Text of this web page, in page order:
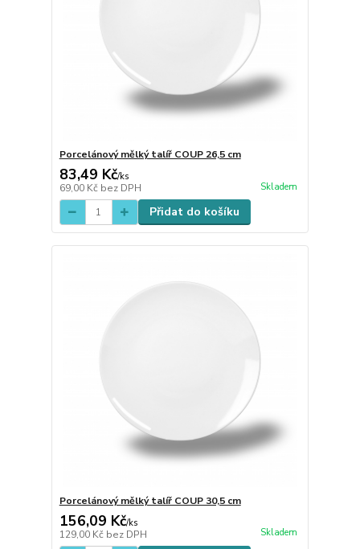
Porcelánový mělký talíř COUP 26,5 cm
83,49 Kč/ks
69,00 Kč bez DPH Skladem
Přidat do košíku
Porcelánový mělký talíř COUP 30,5 cm
156,09 Kč/ks
129,00 Kč bez DPH Skladem